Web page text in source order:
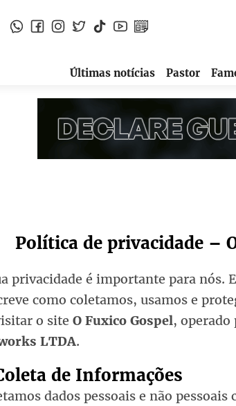
Últimas notícias Pastor
Política de privacidade –
privacidade é importante para nós.
como coletamos, usamos e
o site O Fuxico Gospel, operado
LTDA.
de Informações
dados pessoais e não pessoais